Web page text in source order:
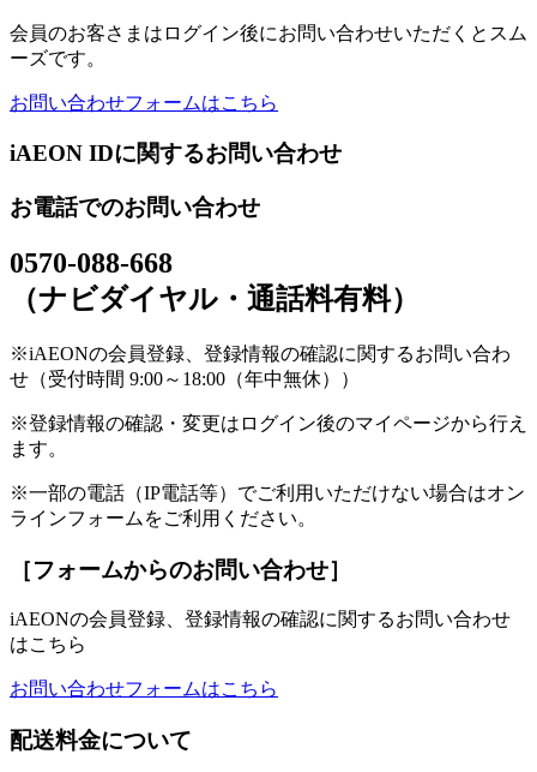
会員のお客さまはログイン後にお問い合わせいただくとスム
ーズです。
お問い合わせフォームはこちら
iAEON IDに関するお問い合わせ
お電話でのお問い合わせ
0570-088-668
（ナビダイヤル・通話料有料）
※iAEONの会員登録、登録情報の確認に関するお問い合わ
せ（受付時間 9:00～18:00（年中無休））
※登録情報の確認・変更はログイン後のマイページから行え
ます。
※一部の電話（IP電話等）でご利用いただけない場合はオン
ラインフォームをご利用ください。
［フォームからのお問い合わせ］
iAEONの会員登録、登録情報の確認に関するお問い合わせ
はこちら
お問い合わせフォームはこちら
配送料金について